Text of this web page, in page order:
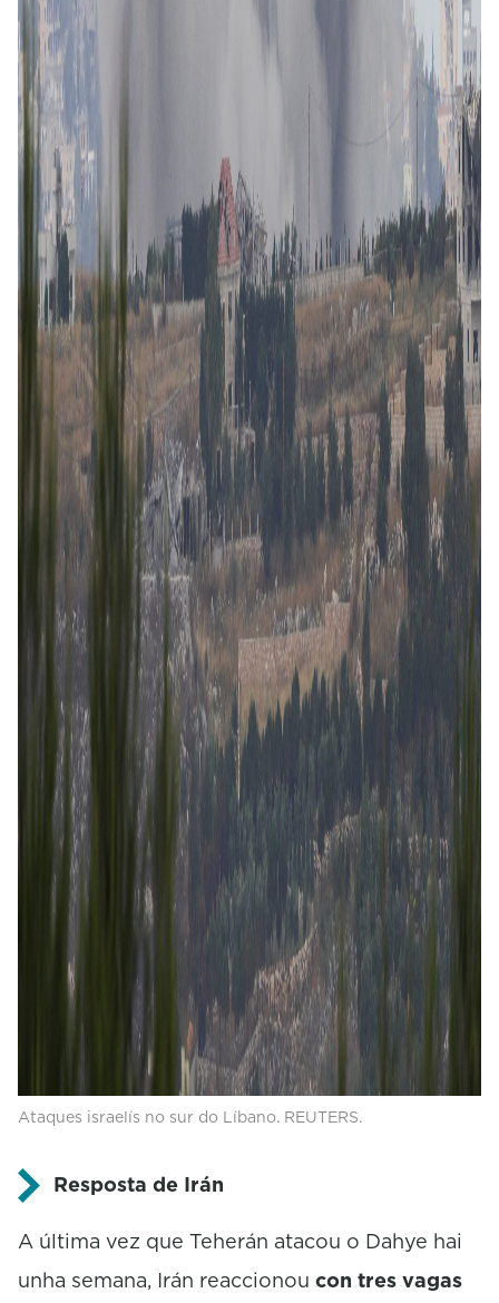
Ataques israelís no sur do Líbano. REUTERS.
Resposta de Irán
A última vez que Teherán atacou o Dahye hai
unha semana, Irán reaccionou con tres vagas